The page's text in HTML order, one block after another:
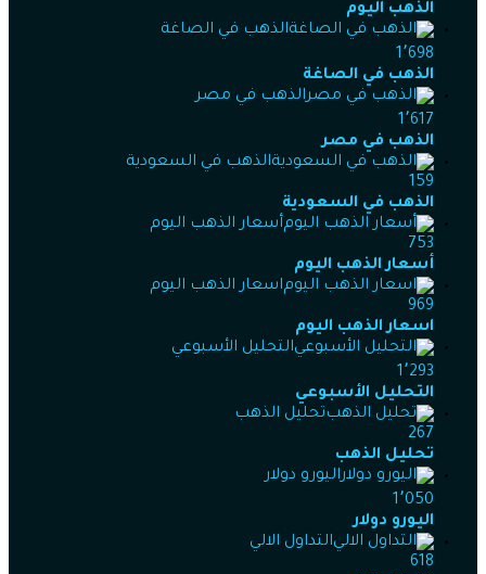
الذهب اليوم
الذهب في الصاغة
1٬698
الذهب في الصاغة
الذهب في مصر
1٬617
الذهب في مصر
الذهب في السعودية
159
الذهب في السعودية
أسعار الذهب اليوم
753
أسعار الذهب اليوم
اسعار الذهب اليوم
969
اسعار الذهب اليوم
التحليل الأسبوعي
1٬293
التحليل الأسبوعي
تحليل الذهب
267
تحليل الذهب
اليورو دولار
1٬050
اليورو دولار
التداول الالي
618